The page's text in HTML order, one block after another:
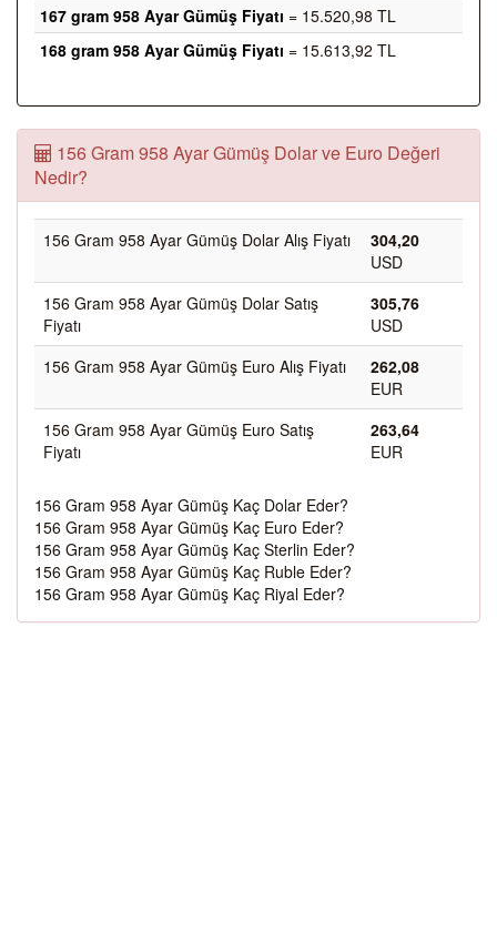
167 gram 958 Ayar Gümüş Fiyatı = 15.520,98 TL
168 gram 958 Ayar Gümüş Fiyatı = 15.613,92 TL
156 Gram 958 Ayar Gümüş Dolar ve Euro Değeri
Nedir?
156 Gram 958 Ayar Gümüş Dolar Alış Fiyatı
304,20
USD
156 Gram 958 Ayar Gümüş Dolar Satış
Fiyatı
305,76
USD
156 Gram 958 Ayar Gümüş Euro Alış Fiyatı
262,08
EUR
156 Gram 958 Ayar Gümüş Euro Satış
Fiyatı
263,64
EUR
156 Gram 958 Ayar Gümüş Kaç Dolar Eder?
156 Gram 958 Ayar Gümüş Kaç Euro Eder?
156 Gram 958 Ayar Gümüş Kaç Sterlin Eder?
156 Gram 958 Ayar Gümüş Kaç Ruble Eder?
156 Gram 958 Ayar Gümüş Kaç Riyal Eder?